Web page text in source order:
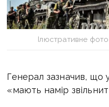
Ілюстративне
Генерал зазначив, що
«мають намір